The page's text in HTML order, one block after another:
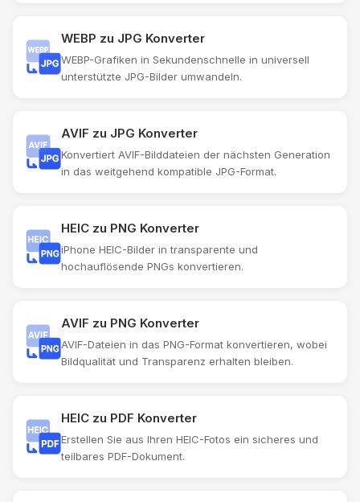
WEBP zu JPG Konverter
WEBP-Grafiken in Sekundenschnelle in universell
unterstützte JPG-Bilder umwandeln.
AVIF zu JPG Konverter
Konvertiert AVIF-Bilddateien der nächsten Generation
in das weitgehend kompatible JPG-Format.
HEIC zu PNG Konverter
iPhone HEIC-Bilder in transparente und
hochauflösende PNGs konvertieren.
AVIF zu PNG Konverter
AVIF-Dateien in das PNG-Format konvertieren, wobei
Bildqualität und Transparenz erhalten bleiben.
HEIC zu PDF Konverter
Erstellen Sie aus Ihren HEIC-Fotos ein sicheres und
teilbares PDF-Dokument.